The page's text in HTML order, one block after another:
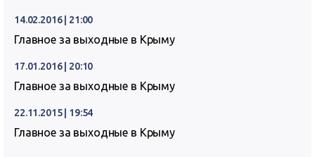
14.02.2016 | 21:00
Главное за выходные в Крыму
17.01.2016 | 20:10
Главное за выходные в Крыму
22.11.2015 | 19:54
Главное за выходные в Крыму